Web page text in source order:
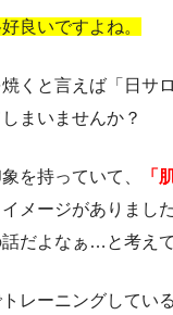
良いですよね。
くと言えば「日サ
まいませんか？
を持っていて、
「
メージがありまし
だよなぁ…と考えて
レーニングしてい